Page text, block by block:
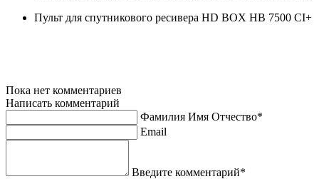
Пульт для спутникового ресивера HD BOX HB 7500 CI+
Пока нет комментариев
Написать комментарий
Фамилия Имя Отчество*
Email
Введите комментарий*